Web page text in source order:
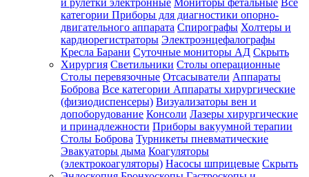
и рулетки электронные Мониторы фетальные Все
категории Приборы для диагностики опорно-
двигательного аппарата Спирографы Холтеры и
кардиорегистраторы Электроэнцефалографы
Кресла Барани Суточные мониторы АД Скрыть
Хирургия Светильники Столы операционные
Столы перевязочные Отсасыватели Аппараты
Боброва Все категории Аппараты хирургические
(физиодиспенсеры) Визуализаторы вен и
допоборудование Консоли Лазеры хирургические
и принадлежности Приборы вакуумной терапии
Столы Боброва Турникеты пневматические
Эвакуаторы дыма Коагуляторы
(электрокоагуляторы) Насосы шприцевые Скрыть